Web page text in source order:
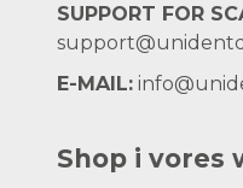
SUPPORT FOR
E-MAIL:
Shop i vores